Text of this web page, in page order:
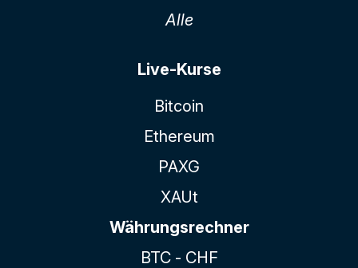
Alle
Live-Kurse
Bitcoin
Ethereum
PAXG
XAUt
Währungsrechner
BTC - CHF